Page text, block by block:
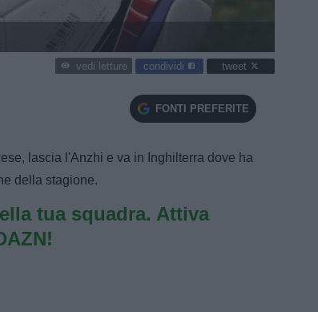
vedi letture condividi tweet
FONTI PREFERITE
lascia l'Anzhi e va in Inghilterra dove ha
della stagione.
tua squadra. Attiva